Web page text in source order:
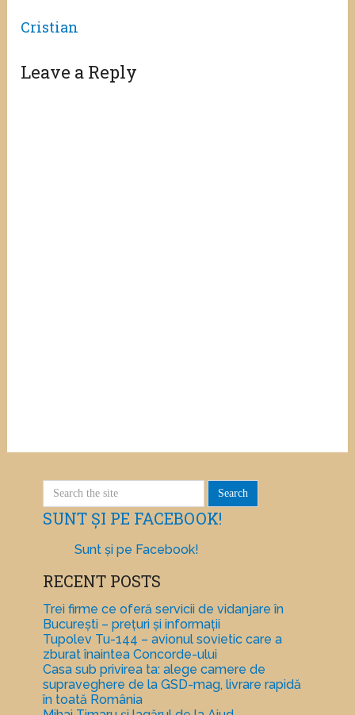
Cristian
Leave a Reply
SUNT ȘI PE FACEBOOK!
Sunt și pe Facebook!
RECENT POSTS
Trei firme ce oferă servicii de vidanjare în
București – prețuri și informații
Tupolev Tu-144 – avionul sovietic care a
zburat înaintea Concorde-ului
Casa sub privirea ta: alege camere de
supraveghere de la GSD-mag, livrare rapidă
în toată România